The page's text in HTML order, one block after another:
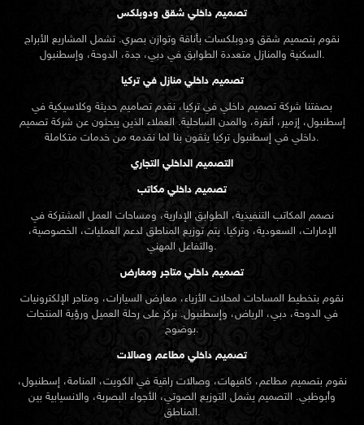
تصميم داخلي شقق ودوبلكس
نقوم بتصميم شقق ودوبلكسات بأناقة وتوازن بصري. تشمل المشاريع الأبراج
السكنية والمنازل متعددة الطوابق في دبي، جدة، الدوحة، وإسطنبول.
تصميم داخلي منازل في تركيا
بصفتنا شركة تصميم داخلي في تركيا، نقدم تصاميم حديثة وكلاسيكية في
إسطنبول، إزمير، أنقرة، والمدن الساحلية. العملاء الذين يبحثون عن شركة تصميم
داخلي في إسطنبولتركيا يثقون بنا لما نقدمه من خدمات متكاملة.
التصميم الداخلي التجاري
تصميم داخلي مكاتب
نصمم المكاتب التنفيذية، الطوابق الإدارية، ومساحات العمل المشتركة في
الإمارات، السعودية، وتركيا. يتم توزيع المناطق لدعم العمليات، الخصوصية،
والتفاعل المهني.
تصميم داخلي متاجر ومعارض
نقوم بتخطيط المساحات لمحلات الأزياء، معارض السيارات، ومتاجر الإلكترونيات
في الدوحة، دبي، الرياض، وإسطنبول. نركز على رحلة العميل ورؤية المنتجات
بوضوح.
تصميم داخلي مطاعم وصالات
نقوم بتصميم مطاعم، كافيهات، وصالات راقية في الكويت، المنامة، إسطنبول،
وأبوظبي. التصميم يشمل التوزيع الصوتي، الأجواء البصرية، والانسيابية بين
المناطق.